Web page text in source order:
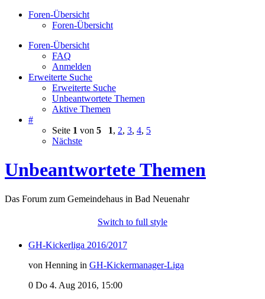
Foren-Übersicht
Foren-Übersicht
Foren-Übersicht
FAQ
Anmelden
Erweiterte Suche
Erweiterte Suche
Unbeantwortete Themen
Aktive Themen
#
Seite 1 von 5 1, 2, 3, 4, 5
Nächste
Unbeantwortete Themen
Das Forum zum Gemeindehaus in Bad Neuenahr
Switch to full style
GH-Kickerliga 2016/2017
von Henning in GH-Kickermanager-Liga
0 Do 4. Aug 2016, 15:00